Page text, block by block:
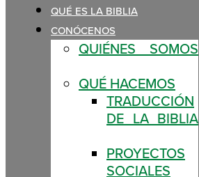
QUÉ ES LA BIBLIA
CONÓCENOS
QUIÉNES SOMOS
QUÉ HACEMOS
TRADUCCIÓN
DE LA BIBLIA
PROYECTOS
SOCIALES